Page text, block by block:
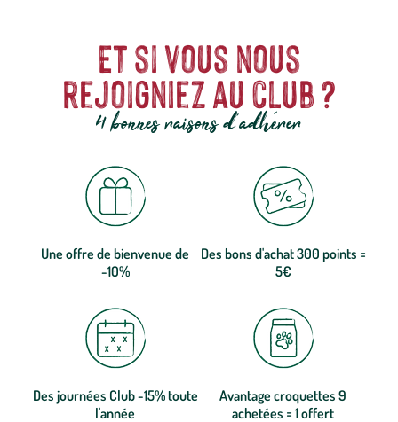
Et si vous nous
rejoigniez au club ?
4 bonnes raisons d'adhérer
Une offre de bienvenue de
-10%
Des bons d'achat 300 points =
5€
Des journées Club -15% toute
l'année
Avantage croquettes 9
achetées = 1 offert